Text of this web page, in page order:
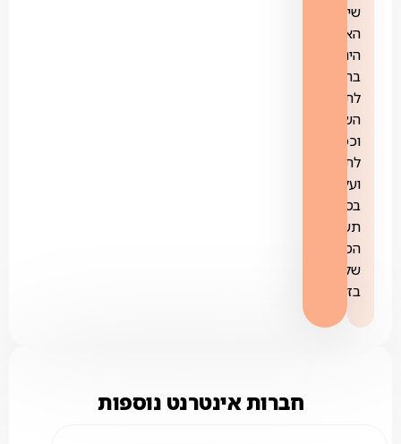
שירותי
האינטרנט
הינם
בהתאם
לתנאי
השירות
וכפופים
לתוכנית
ועל
בסיס
תשתית
הסיבים
של
בזק.
חברות אינטרנט נוספות